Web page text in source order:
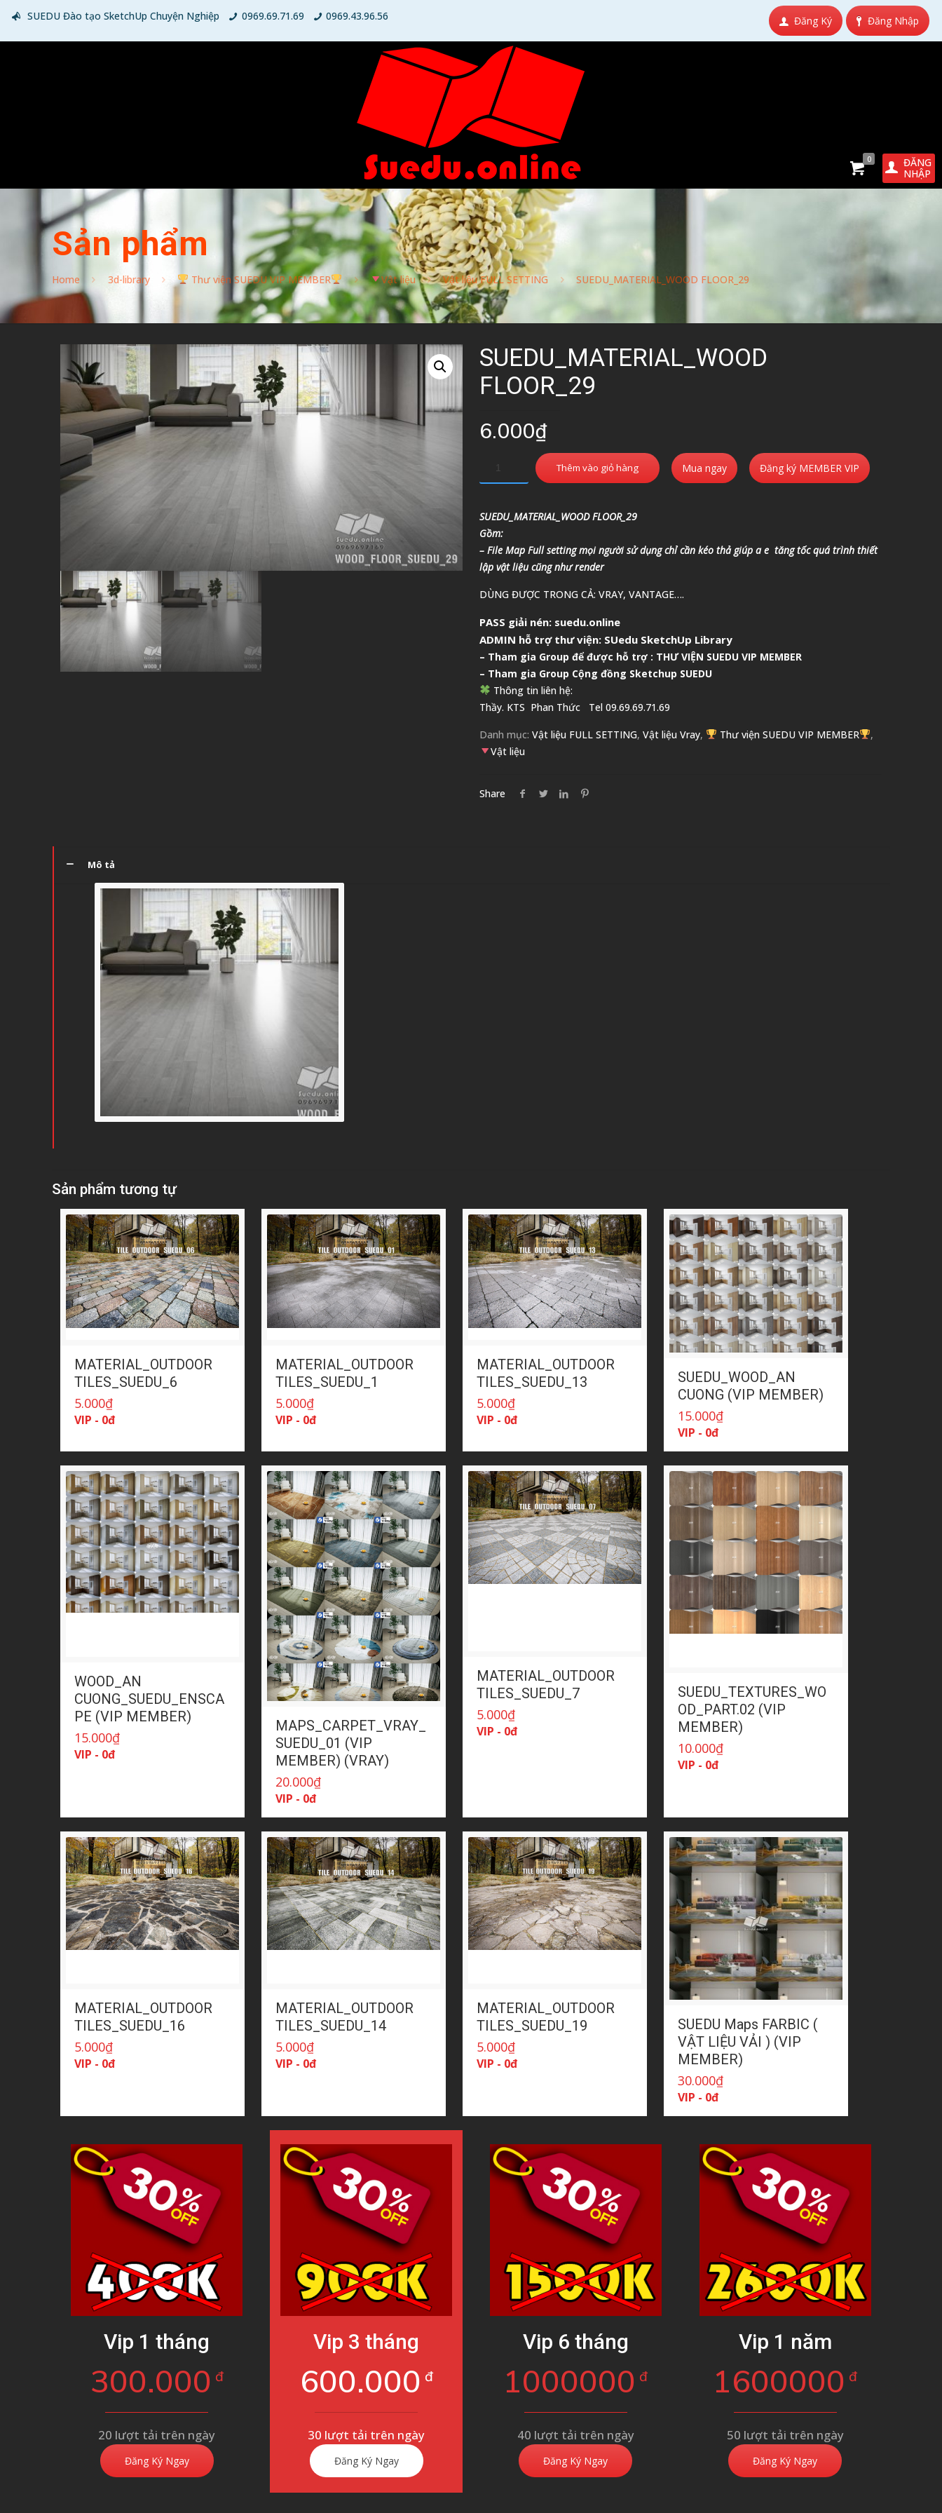
SUEDU Đào tạo SketchUp Chuyện Nghiệp 0969.69.71.69 0969.43.96.56 Đăng Nhập
Đăng Ký
0
ĐĂNG
NHẬP
Sản phẩm
Home 3d-library Thư viện SUEDU VIP MEMBER Vật liệu Vật liệu FULL SETTING SUEDU_MATERIAL_WOOD FLOOR_29
SUEDU_MATERIAL_WOOD
FLOOR_29
6.000₫
Thêm vào giỏ hàng Mua ngay Đăng ký MEMBER VIP
SUEDU_MATERIAL_WOOD FLOOR_29
Gồm:
– File Map Full setting mọi người sử dụng chỉ cần kéo thả giúp a e tăng tốc quá trình thiết
lập vật liệu cũng như render
DÙNG ĐƯỢC TRONG CẢ: VRAY, VANTAGE….
PASS giải nén: suedu.online
ADMIN hỗ trợ thư viện: SUedu SketchUp Library
– Tham gia Group để được hỗ trợ : THƯ VIỆN SUEDU VIP MEMBER
– Tham gia Group Cộng đồng Sketchup SUEDU
Thông tin liên hệ:
Thầy. KTS Phan ThứcTel 09.69.69.71.69
Danh mục: Vật liệu FULL SETTING, Vật liệu Vray, Thư viện SUEDU VIP MEMBER
,
Vật liệu
Share
Mô tả
Sản phẩm tương tự
MATERIAL_OUTDOOR
TILES_SUEDU_6
5.000₫
VIP - 0đ
MATERIAL_OUTDOOR
TILES_SUEDU_1
5.000₫
VIP - 0đ
MATERIAL_OUTDOOR
TILES_SUEDU_13
5.000₫
VIP - 0đ
SUEDU_WOOD_AN
CUONG (VIP MEMBER)
15.000₫
VIP - 0đ
WOOD_AN
CUONG_SUEDU_ENSCA
PE (VIP MEMBER)
15.000₫
VIP - 0đ
MAPS_CARPET_VRAY_
SUEDU_01 (VIP
MEMBER) (VRAY)
20.000₫
VIP - 0đ
MATERIAL_OUTDOOR
TILES_SUEDU_7
5.000₫
VIP - 0đ
SUEDU_TEXTURES_WO
OD_PART.02 (VIP
MEMBER)
10.000₫
VIP - 0đ
MATERIAL_OUTDOOR
TILES_SUEDU_16
5.000₫
VIP - 0đ
MATERIAL_OUTDOOR
TILES_SUEDU_14
5.000₫
VIP - 0đ
MATERIAL_OUTDOOR
TILES_SUEDU_19
5.000₫
VIP - 0đ
SUEDU Maps FARBIC (
VẬT LIỆU VẢI ) (VIP
MEMBER)
30.000₫
VIP - 0đ
Vip 1 tháng
300.000 đ
20 lượt tải trên ngày
Đăng Ký Ngay
Vip 3 tháng
600.000 đ
30 lượt tải trên ngày
Đăng Ký Ngay
Vip 6 tháng
1000000 đ
40 lượt tải trên ngày
Đăng Ký Ngay
Vip 1 năm
1600000 đ
50 lượt tải trên ngày
Đăng Ký Ngay